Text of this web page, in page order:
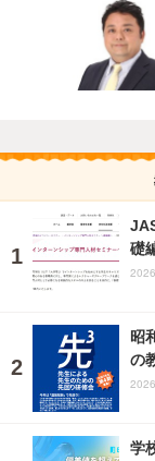
礎
昭
の
学